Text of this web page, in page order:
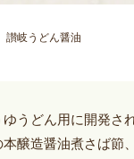
讃岐うどん醤油
ゆうどん用に開発さ
本醸造醤油煮さば節